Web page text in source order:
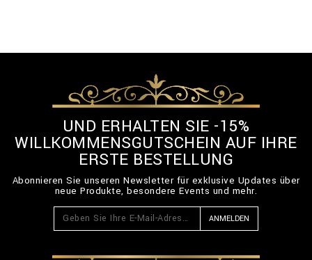
UND ERHALTEN SIE -15%
WILLKOMMENSGUTSCHEIN AUF IHRE
ERSTE BESTELLUNG
Abonnieren Sie unseren Newsletter für exklusive Updates über
neue Produkte, besondere Events und mehr.
ANMELDEN